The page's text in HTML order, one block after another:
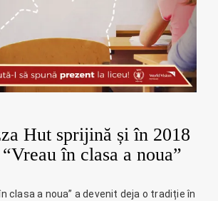
Hut sprijină și în 2018
în clasa a noua”
clasa a noua” a devenit deja o tradiție în